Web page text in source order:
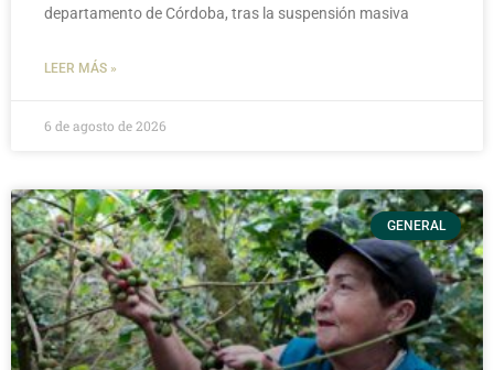
departamento de Córdoba, tras la suspensión masiva
LEER MÁS »
6 de agosto de 2026
GENERAL